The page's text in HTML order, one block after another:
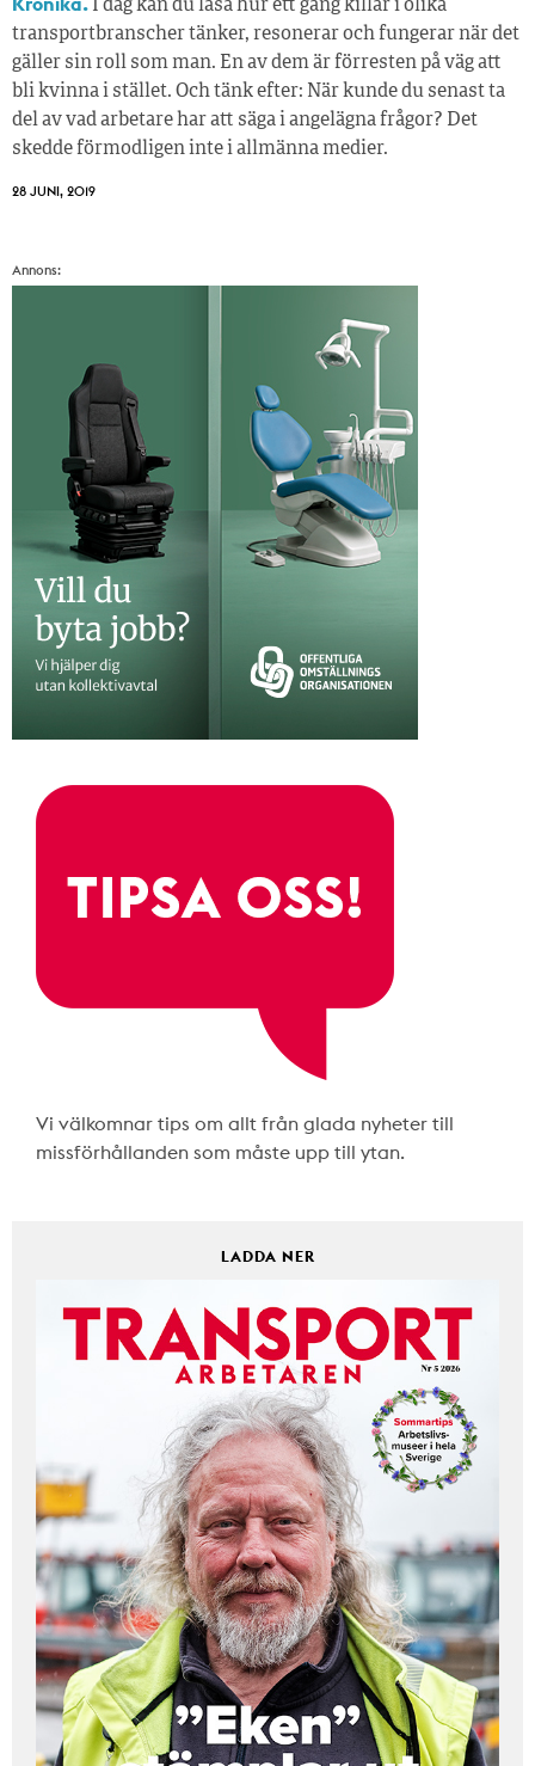
I dag kan du läsa hur ett gäng killar i olika
transportbranscher tänker, resonerar och fungerar när det
gäller sin roll som man. En av dem är förresten på väg att
bli kvinna i stället. Och tänk efter: När kunde du senast ta
del av vad arbetare har att säga i angelägna frågor? Det
skedde förmodligen inte i allmänna medier.
28 JUNI, 2019
Annons:
Vi välkomnar tips om allt från glada nyheter till
missförhållanden som måste upp till ytan.
LADDA NER